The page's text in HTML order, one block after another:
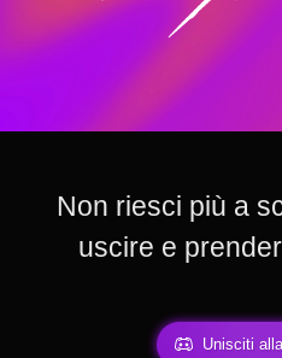
Non riesci più a
uscire e
Unisciti